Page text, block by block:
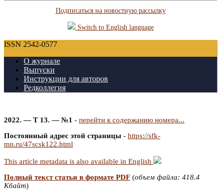
Подписаться на новостную рассылку
Switch to English language
ISSN 2542-0577
О журнале
Выпуски
Инструкции для авторов
Редколлегия
2022. — Т 13. — №1 - перейти к содержанию номера...
Постоянный адрес этой страницы - https://sfk-
mn.ru/47scsk122.html
This article metadata is also available in English
Полный текст статьи в формате PDF (объем файла: 418.4
Кбайт)